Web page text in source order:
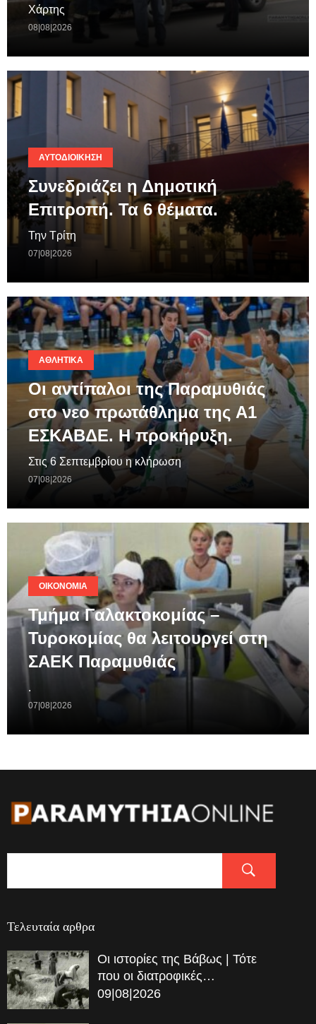
Χάρτης
08|08|2026
ΑΥΤΟΔΙΟΊΚΗΣΗ
Συνεδριάζει η Δημοτική
Επιτροπή. Τα 6 θέματα.
Την Τρίτη
07|08|2026
ΑΘΛΗΤΙΚΆ
Οι αντίπαλοι της Παραμυθιάς
στο νεο πρωτάθλημα της A1
ΕΣΚΑΒΔΕ. Η προκήρυξη.
Στις 6 Σεπτεμβρίου η κλήρωση
07|08|2026
ΟΙΚΟΝΟΜΊΑ
Τμήμα Γαλακτοκομίας –
Τυροκομίας θα λειτουργεί στη
ΣΑΕΚ Παραμυθιάς
.
07|08|2026
Τελευταία αρθρα
Οι ιστορίες της Βάβως | Τότε
που οι διατροφικές…
09|08|2026